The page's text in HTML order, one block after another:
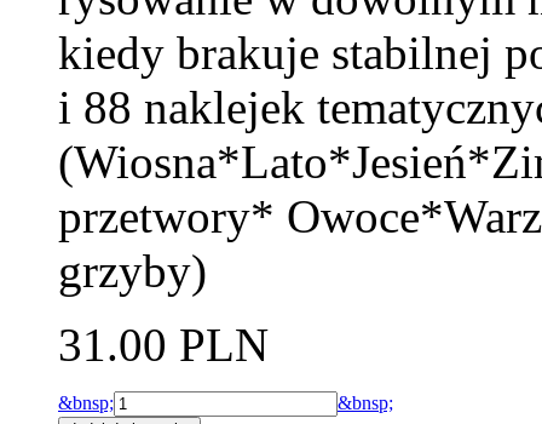
kiedy brakuje stabilnej
i 88 naklejek
przetwory*
grzyby)
31.00 PLN
&bnsp; &bnsp;